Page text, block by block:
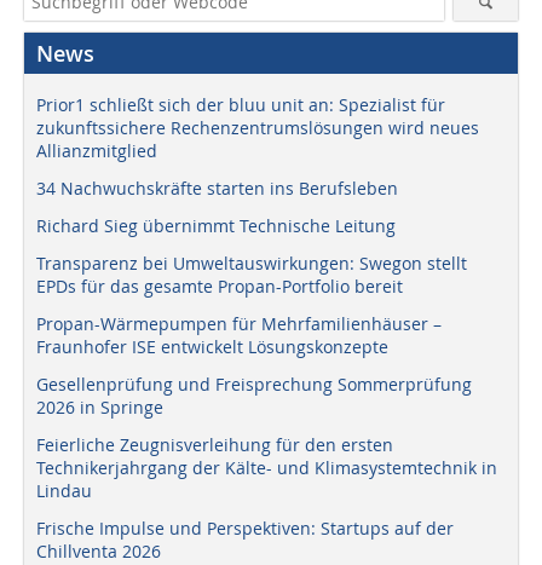
News
Prior1 schließt sich der bluu unit an: Spezialist für
zukunftssichere Rechenzentrumslösungen wird neues
Allianzmitglied
34 Nachwuchskräfte starten ins Berufsleben
Richard Sieg übernimmt Technische Leitung
Transparenz bei Umweltauswirkungen: Swegon stellt
EPDs für das gesamte Propan-Portfolio bereit
Propan-Wärmepumpen für Mehrfamilienhäuser –
Fraunhofer ISE entwickelt Lösungskonzepte
Gesellenprüfung und Freisprechung Sommerprüfung
2026 in Springe
Feierliche Zeugnisverleihung für den ersten
Technikerjahrgang der Kälte- und Klimasystemtechnik in
Lindau
Frische Impulse und Perspektiven: Startups auf der
Chillventa 2026